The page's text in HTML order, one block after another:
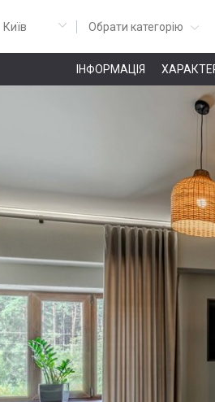
Обрати категорію
ІНФОРМАЦІЯ